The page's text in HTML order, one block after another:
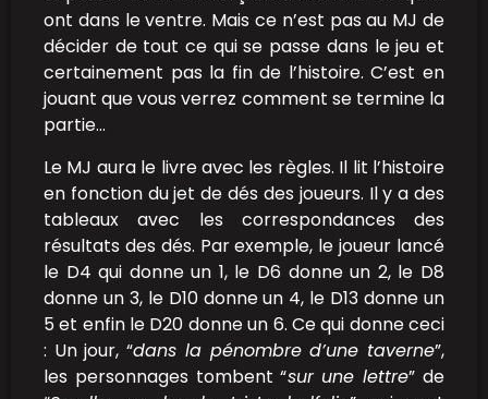
ont dans le ventre. Mais ce n’est pas au MJ de
décider de tout ce qui se passe dans le jeu et
certainement pas la fin de l’histoire. C’est en
jouant que vous verrez comment se termine la
partie…
Le MJ aura le livre avec les règles. Il lit l’histoire
en fonction du jet de dés des joueurs. Il y a des
tableaux avec les correspondances des
résultats des dés. Par exemple, le joueur lancé
le D4 qui donne un 1, le D6 donne un 2, le D8
donne un 3, le D10 donne un 4, le D13 donne un
5 et enfin le D20 donne un 6. Ce qui donne ceci
: Un jour, “dans la pénombre d’une taverne”,
les personnages tombent “sur une lettre” de